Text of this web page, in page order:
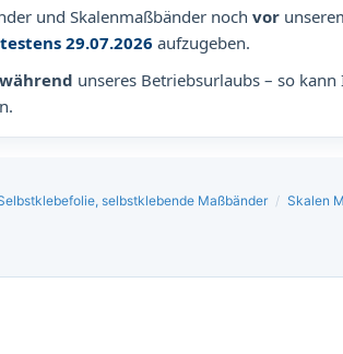
und Skalenmaßbänder noch vor
29.07.2026 aufzugeben.
während unseres Betriebsurlaubs – so
selbstklebende Maßbänder / Skalen